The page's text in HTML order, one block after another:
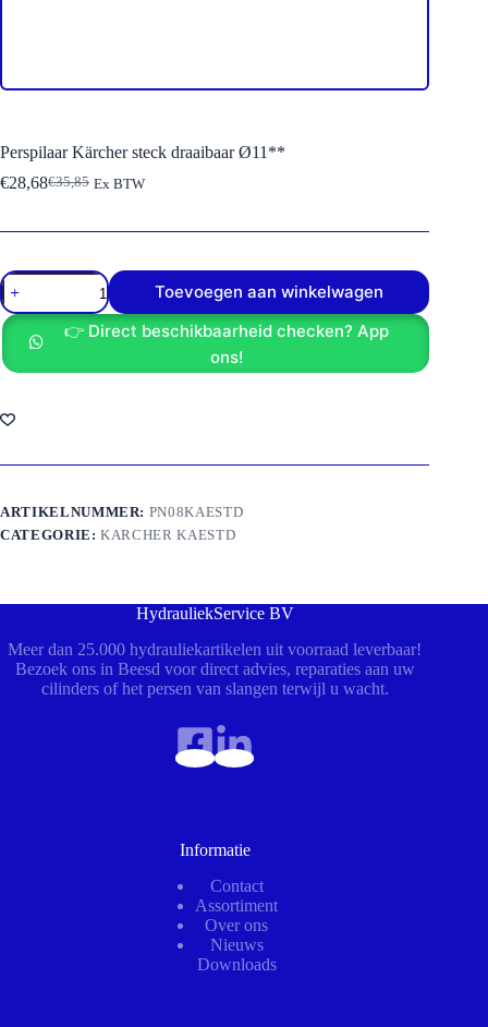
Perspilaar Kärcher steck draaibaar Ø11**
€35,85
Oorspronkelijke
was:
€28,68Huidige
is:
Ex BTW
Perspilaar
Kärcher
steck
draaibaar
Ø11**
aantal
Toevoegen aan winkelwagen
👉 Direct beschikbaarheid checken? App
ons!
ARTIKELNUMMER: PN08KAESTD
CATEGORIE:KARCHER KAESTD
HydrauliekService BV
Meer dan 25.000 hydrauliekartikelen uit voorraad leverbaar!
Bezoek ons in Beesd voor direct advies, reparaties aan uw
cilinders of het persen van slangen terwijl u wacht.
Informatie
Contact
Assortiment
Over ons
Nieuws
Downloads